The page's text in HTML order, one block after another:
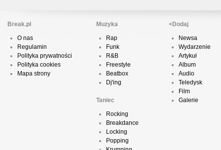
Break.pl
O nas
Regulamin
Polityka prywatności
Polityka cookies
Mapa strony
Muzyka
Rap
Funk
R&B
Freestyle
Beatbox
Dj'ing
Taniec
Rocking
Breakdance
Locking
Popping
+Dodaj
Newsa
Wydarzenie
Artykuł
Album
Audio
Teledysk
Film
Galerie